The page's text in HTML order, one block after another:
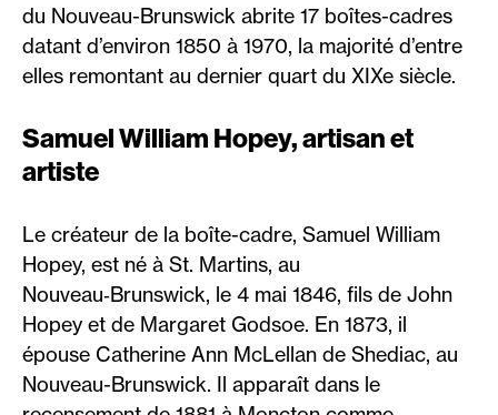
du Nouveau-Brunswick abrite 17 boîtes-cadres
datant d’environ 1850 à 1970, la majorité d’entre
elles remontant au dernier quart du XIXe siècle.
Samuel William Hopey, artisan et
artiste
Le créateur de la boîte-cadre, Samuel William
Hopey, est né à St. Martins, au
Nouveau‑Brunswick, le 4 mai 1846, fils de John
Hopey et de Margaret Godsoe. En 1873, il
épouse Catherine Ann McLellan de Shediac, au
Nouveau-Brunswick. Il apparaît dans le